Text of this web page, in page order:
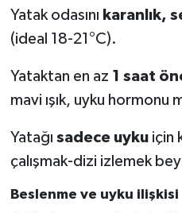
Yatak odasını karanlık,
(ideal 18-21°C).
Yataktan en az 1 saat
mavi ışık, uyku hormonu
Yatağı sadece uykuiçin
çalışmak-dizi izlemek
Beslenme ve uyku ilişkisi